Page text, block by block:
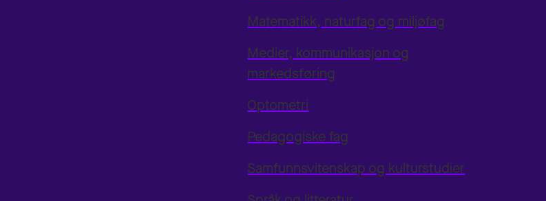
Matematikk, naturfag og miljøfag
Medier, kommunikasjon og
markedsføring
Optometri
Pedagogiske fag
Samfunnsvitenskap og kulturstudier